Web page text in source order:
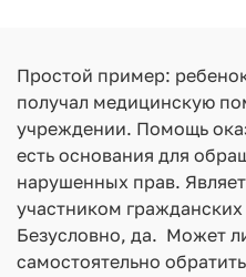
Простой пример:
получал медицинскую
учреждении. Помощь
есть основания для
нарушенных прав.
участником
Безусловно, да. Может
самостоятельно